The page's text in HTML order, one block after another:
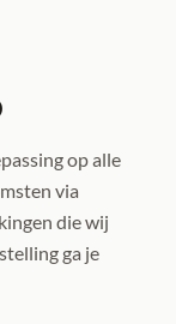
op alle
via
die wij
ga je